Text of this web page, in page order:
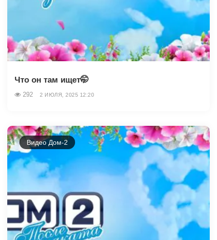
Что он там ищет🤭
292 2 ИЮЛЯ, 2025 12:20
Видео Дом-2